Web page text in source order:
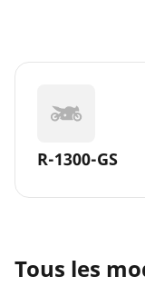
R-1300-GS
Tous les